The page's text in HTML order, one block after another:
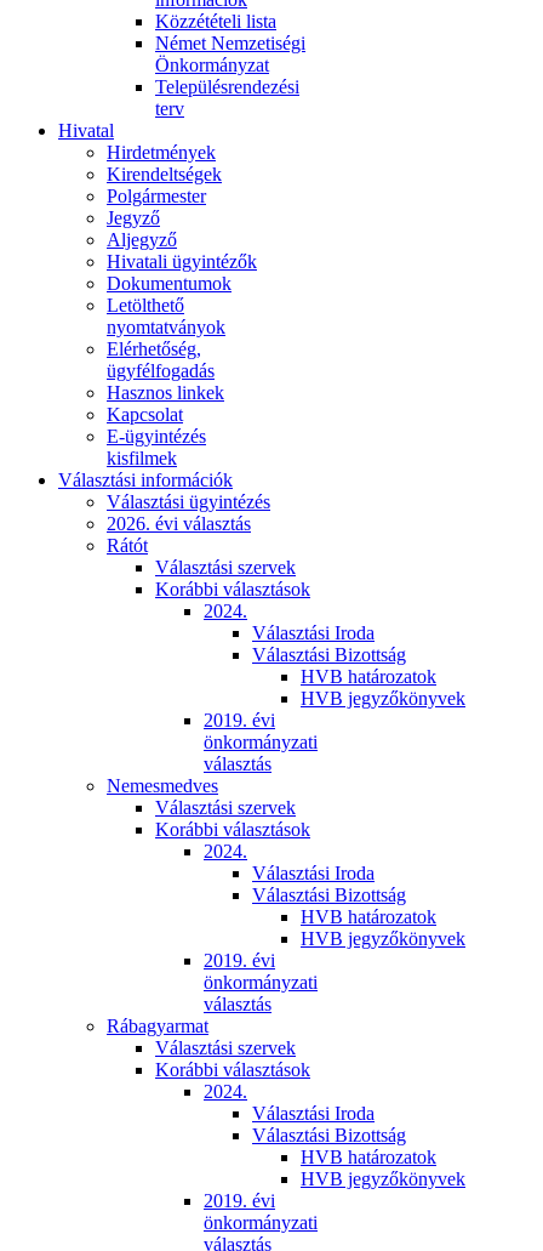
Közzétételi lista
Német Nemzetiségi
Önkormányzat
Településrendezési
terv
Hivatal
Hirdetmények
Kirendeltségek
Polgármester
Jegyző
Aljegyző
Hivatali ügyintézők
Dokumentumok
Letölthető
nyomtatványok
Elérhetőség,
ügyfélfogadás
Hasznos linkek
Kapcsolat
E-ügyintézés
kisfilmek
Választási információk
Választási ügyintézés
2026. évi választás
Rátót
Választási szervek
Korábbi választások
2024.
Választási Iroda
Választási Bizottság
HVB határozatok
HVB jegyzőkönyvek
2019. évi
önkormányzati
választás
Nemesmedves
Választási szervek
Korábbi választások
2024.
Választási Iroda
Választási Bizottság
HVB határozatok
HVB jegyzőkönyvek
2019. évi
önkormányzati
választás
Rábagyarmat
Választási szervek
Korábbi választások
2024.
Választási Iroda
Választási Bizottság
HVB határozatok
HVB jegyzőkönyvek
2019. évi
önkormányzati
választás